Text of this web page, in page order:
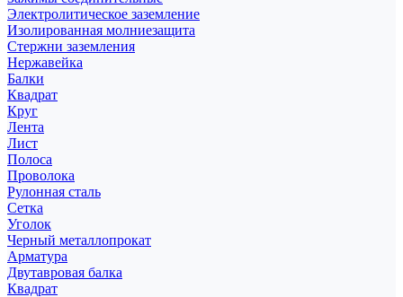
Электролитическое заземление
Изолированная молниезащита
Стержни заземления
Нержавейка
Балки
Квадрат
Круг
Лента
Лист
Полоса
Проволока
Рулонная сталь
Сетка
Уголок
Черный металлопрокат
Арматура
Двутавровая балка
Квадрат